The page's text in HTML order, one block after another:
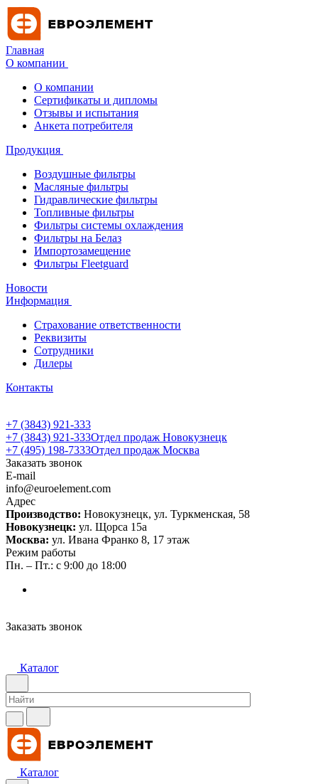
Главная
О компании
О компании
Сертификаты и дипломы
Отзывы и испытания
Анкета потребителя
Продукция
Воздушные фильтры
Масляные фильтры
Гидравлические фильтры
Топливные фильтры
Фильтры системы охлаждения
Фильтры на Белаз
Импортозамещение
Фильтры Fleetguard
Новости
Информация
Страхование ответственности
Реквизиты
Сотрудники
Дилеры
Контакты
+7 (3843) 921-333
+7 (3843) 921-333Отдел продаж Новокузнецк
+7 (495) 198-7333Отдел продаж Москва
Заказать звонок
E-mail
info@euroelement.com
Адрес
Производство: Новокузнецк, ул. Туркменская, 58
Новокузнецк: ул. Щорса 15а
Москва: ул. Ивана Франко 8, 17 этаж
Режим работы
Пн. – Пт.: с 9:00 до 18:00
Заказать звонок
Каталог
Каталог